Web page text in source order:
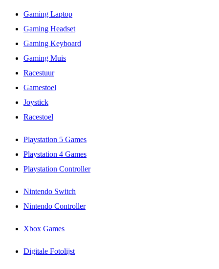
Gaming Laptop
Gaming Headset
Gaming Keyboard
Gaming Muis
Racestuur
Gamestoel
Joystick
Racestoel
Playstation 5 Games
Playstation 4 Games
Playstation Controller
Nintendo Switch
Nintendo Controller
Xbox Games
Digitale Fotolijst